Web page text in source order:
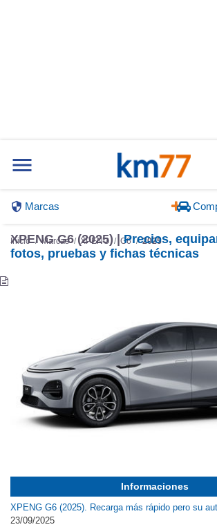
Marcas
Inicio Marcas XPENG G6 2025
XPENG G6 (2025) |Precios,
fotos, pruebas y fichas técnicas
Informaciones
XPENG G6 (2025). Recarga más rápido pero su
23/09/2025